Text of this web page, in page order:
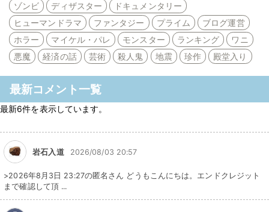
ゾンビ
ディザスター
ドキュメンタリー
ヒューマンドラマ
ファンタジー プライム
ブログ運営
ホラー
マイケル・パレ モンスター ランキング
ワニ
悪魔
経済の話 芸術 殺人鬼 地震 珍作 殿堂入り
最新コメント一覧
最新6件を表示しています。
岩石入道 2026/08/03 20:57
>2026年8月3日 23:27の匿名さん どうもこんにちは。エンドクレジット
まで確認して頂 ...